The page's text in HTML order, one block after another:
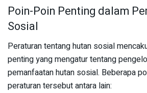
Poin-Poin Penting dalam
Sosial
Peraturan tentang hutan sosial
penting yang mengatur tentang
pemanfaatan hutan sosial. Beberapa
peraturan tersebut antara lain: